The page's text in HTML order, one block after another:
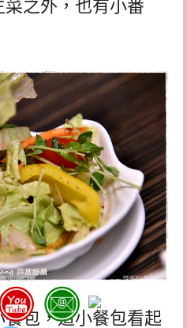
之外，也有小番
包，這小餐包看起